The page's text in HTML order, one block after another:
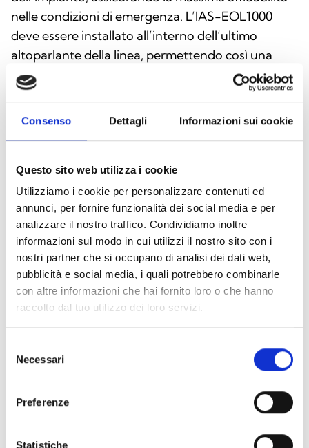
Consenso Dettagli Informazioni sui cookie
Questo sito web utilizza i cookie
Utilizziamo i cookie per personalizzare contenuti ed
annunci, per fornire funzionalità dei social media e per
analizzare il nostro traffico. Condividiamo inoltre
informazioni sul modo in cui utilizzi il nostro sito con i
nostri partner che si occupano di analisi dei dati web,
pubblicità e social media, i quali potrebbero combinarle
con altre informazioni che hai fornito loro o che hanno
raccolto dal tuo utilizzo dei loro servizi.
delNecessari
Preferenze
Statistiche
nelle condizioni di emergenza. L’IAS-EOL1000
deve essere installato all’interno dell’ultimo
altoparlante della linea, permettendo così una
gestione semplice e sicura del cablaggio e
assicurando la conformità alle normative per i
sistemi di evacuazione vocale.
DOCUMENTAZIONE
Scarica la documentazione
Materiali(2)
Tutti i prodotti